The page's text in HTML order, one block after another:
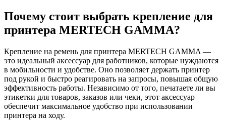
Почему стоит выбрать крепление для
принтера MERTECH GAMMA?
Крепление на ремень для принтера MERTECH GAMMA —
это идеальный аксессуар для работников, которые нуждаются
в мобильности и удобстве. Оно позволяет держать принтер
под рукой и быстро реагировать на запросы, повышая общую
эффективность работы. Независимо от того, печатаете ли вы
этикетки для товаров, заказов или чеки, этот аксессуар
обеспечит максимальное удобство при использовании
принтера на ходу.